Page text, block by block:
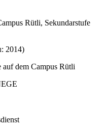
Rütli, Sekundarstufe
2014)
dem Campus Rütli